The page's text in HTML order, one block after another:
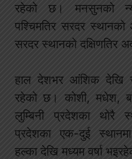
रहेको छ। मनसुनको
पश्चिमतिर सरदर स्थानको
सरदर स्थानको दक्षिणतिर
हाल देशभर आंशिक देखि
रहेको छ। कोशी, मधेश,
लुम्बिनी प्रदेशका थोरै
प्रदेशका एक-दुई
हल्का देखि मध्यम वर्षा